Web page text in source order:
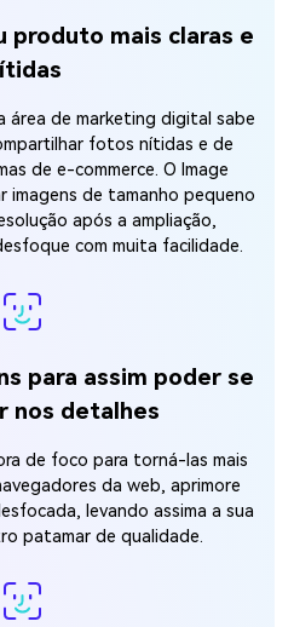
produto mais claras e
área de marketing digital sabe
fotos nítidas e de
de e-commerce. O Image
imagens de tamanho pequeno
após a ampliação,
com muita facilidade.
para assim poder se
nos detalhes
de foco para torná-las mais
da web, aprimore
levando assima a sua
patamar de qualidade.